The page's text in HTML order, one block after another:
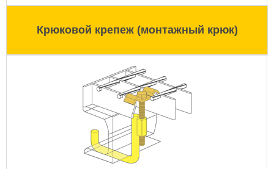
Крюковой крепеж (монтажный крюк)